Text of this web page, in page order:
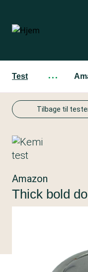
hovedindhold
Test ···
Tilbage til
Amazon
Thick bold